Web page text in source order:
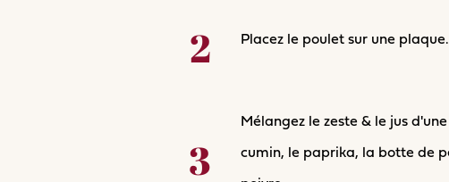
Placez le poulet sur une
Mélangez le zeste & le jus
cumin, le paprika, la botte de